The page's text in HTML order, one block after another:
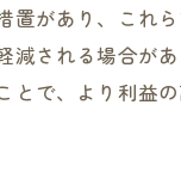
があり、これ
される場合が
とで、より利益